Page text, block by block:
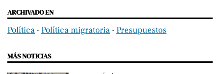
ARCHIVADO EN
Política ‧ Política migratoria ‧ Presupuestos
MÁS NOTICIAS